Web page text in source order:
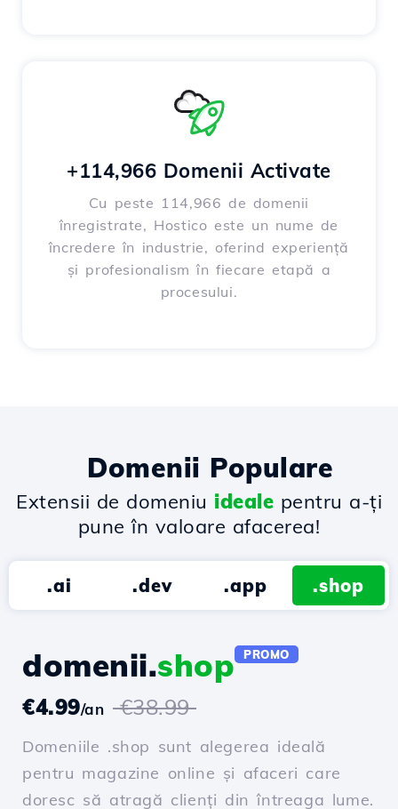
+114,966 Domenii Activate
Cu peste 114,966 de domenii
înregistrate, Hostico este un nume de
încredere în industrie, oferind experiență
și profesionalism în fiecare etapă a
procesului.
Domenii Populare
Extensii de domeniu ideale pentru a-ți
pune în valoare afacerea!
.ai .dev .app .shop
domenii.shop PROMO
€4.99/an €38.99
Domeniile .shop sunt alegerea ideală
pentru magazine online și afaceri care
doresc să atragă clienți din întreaga lume.